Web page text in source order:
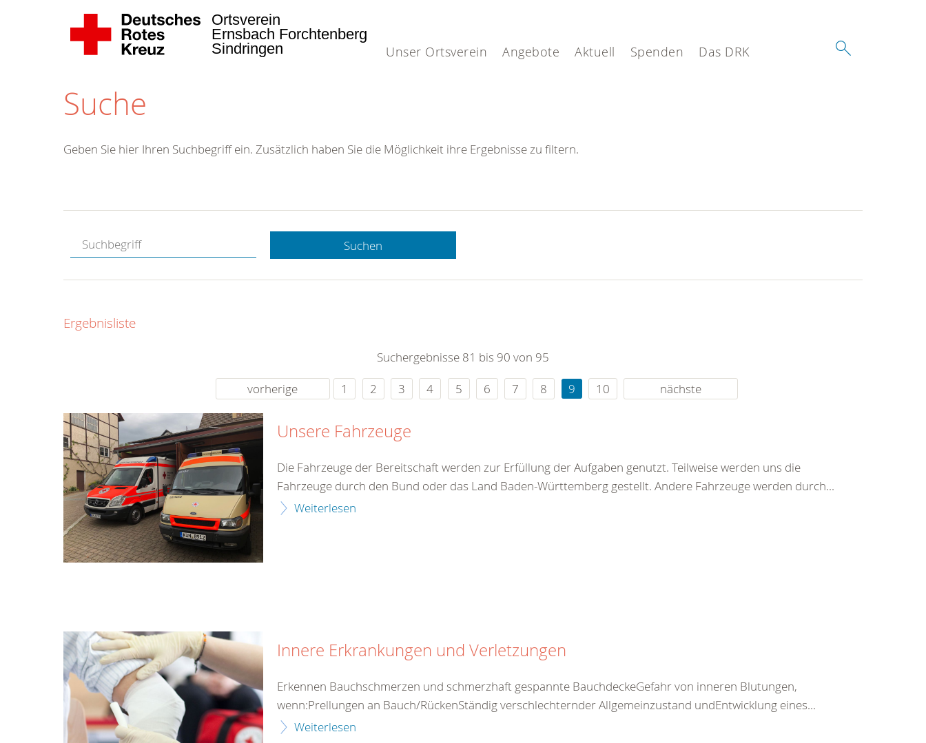
Unser Ortsverein Angebote Aktuell Spenden Das DRK
Ortsverein
Ernsbach Forchtenberg
Sindringen
Suche
Hotline.
gerne.
rund um die Uhr
Geben Sie hier Ihren Suchbegriff ein. Zusätzlich haben Sie die Möglichkeit ihre Ergebnisse zu filtern.
Suchen
Ergebnisliste
Suchergebnisse 81 bis 90 von 95
vorherige
1 2 3 4 5 6 7 8 9 10 nächste
Unsere Fahrzeuge
Die Fahrzeuge der Bereitschaft werden zur Erfüllung der Aufgaben genutzt. Teilweise werden uns die
Fahrzeuge durch den Bund oder das Land Baden-Württemberg gestellt. Andere Fahrzeuge werden durch...
Weiterlesen
Innere Erkrankungen und Verletzungen
Erkennen Bauchschmerzen und schmerzhaft gespannte BauchdeckeGefahr von inneren Blutungen,
wenn:Prellungen an Bauch/RückenStändig verschlechternder Allgemeinzustand undEntwicklung eines...
Weiterlesen